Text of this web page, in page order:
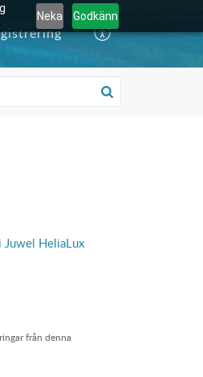
Neka Godkänn
Juwel HeliaLux
från denna